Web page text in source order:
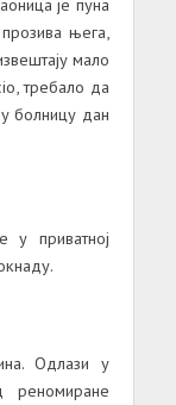
њега,
мало
требало да
болницу дан
у приватној
Одлази у
реномиране